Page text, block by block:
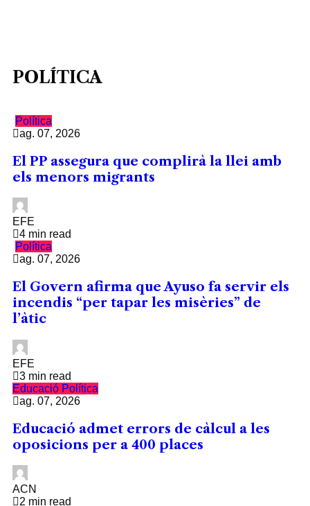
POLÍTICA
Política
ag. 07, 2026
El PP assegura que complirà la llei amb
els menors migrants
EFE
4 min read
Política
ag. 07, 2026
El Govern afirma que Ayuso fa servir els
incendis “per tapar les misèries” de
l’àtic
EFE
3 min read
Educació Política
ag. 07, 2026
Educació admet errors de càlcul a les
oposicions per a 400 places
ACN
2 min read